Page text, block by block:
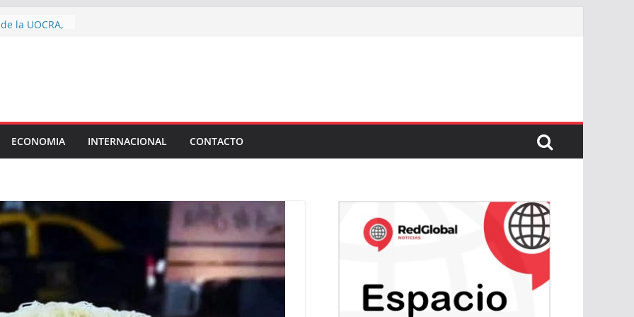
de
de
de la
la letra chica
extranjero
ECONOMIA INTERNACIONAL CONTACTO